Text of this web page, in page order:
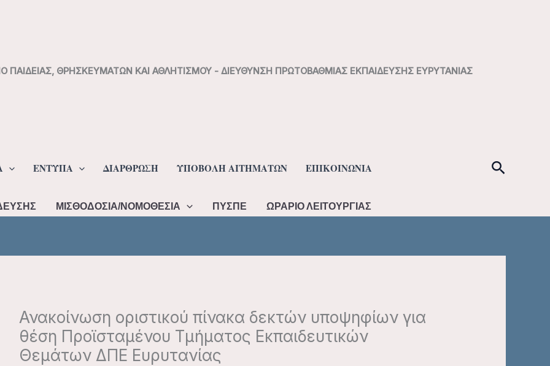
ΠΑΙΔΕΙΑΣ, ΘΡΗΣΚΕΥΜΑΤΩΝ ΚΑΙ ΑΘΛΗΤΙΣΜΟΥ - ΔΙΕΥΘΥΝΣΗ ΠΡΩΤΟΒΑΘΜΙΑΣ ΕΚΠΑΙΔΕΥΣΗΣ ΕΥΡΥΤΑΝΙΑΣ
ΕΝΤΥΠΑ ΔΙΑΡΘΡΩΣΗ ΥΠΟΒΟΛΗ ΑΙΤΗΜΑΤΩΝ ΕΠΙΚΟΙΝΩΝΙΑ
ΜΙΣΘΟΔΟΣΙΑ/ΝΟΜΟΘΕΣΙΑ ΠΥΣΠΕ ΩΡΑΡΙΟ ΛΕΙΤΟΥΡΓΙΑΣ
Ανακοίνωση οριστικού πίνακα δεκτών υποψηφίων για
θέση Προϊσταμένου Τμήματος Εκπαιδευτικών
Θεμάτων ΔΠΕ Ευρυτανίας